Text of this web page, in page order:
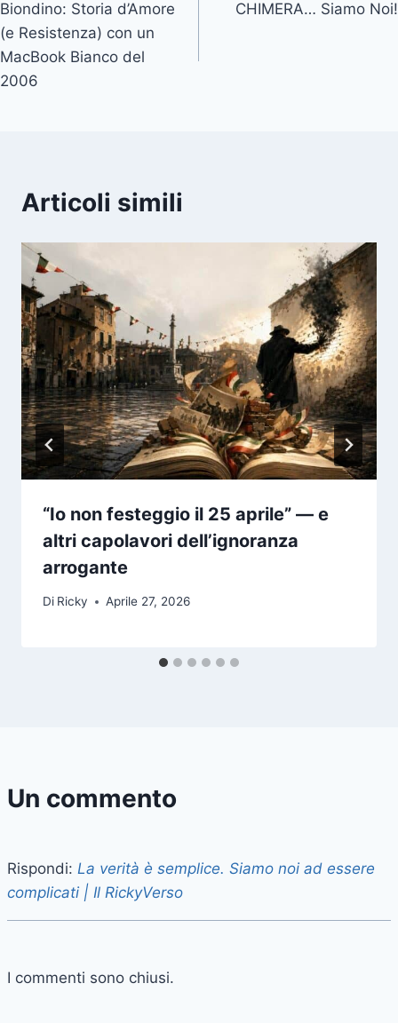
articoli
Biondino: Storia d’Amore
(e Resistenza) con un
MacBook Bianco del
2006
CHIMERA… Siamo Noi!
Articoli simili
“Io non festeggio il 25 aprile” — e
altri capolavori dell’ignoranza
arrogante
Di Ricky Aprile 27, 2026
Un commento
Rispondi: La verità è semplice. Siamo noi ad essere
complicati | Il RickyVerso
I commenti sono chiusi.